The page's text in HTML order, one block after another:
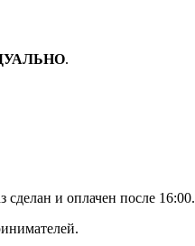
.
сделан и оплачен после 16:00.